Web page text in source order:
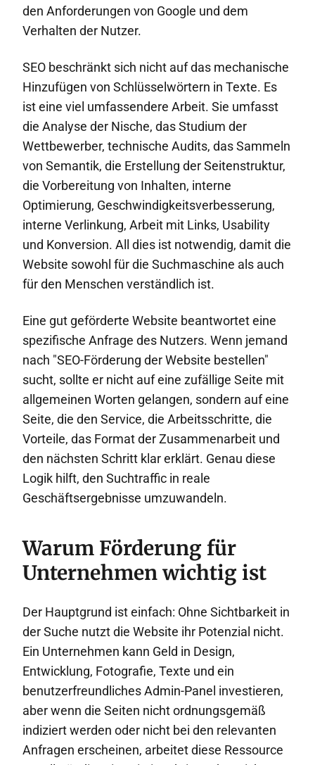
den Anforderungen von Google und dem
Verhalten der Nutzer.
SEO beschränkt sich nicht auf das mechanische
Hinzufügen von Schlüsselwörtern in Texte. Es
ist eine viel umfassendere Arbeit. Sie umfasst
die Analyse der Nische, das Studium der
Wettbewerber, technische Audits, das Sammeln
von Semantik, die Erstellung der Seitenstruktur,
die Vorbereitung von Inhalten, interne
Optimierung, Geschwindigkeitsverbesserung,
interne Verlinkung, Arbeit mit Links, Usability
und Konversion. All dies ist notwendig, damit die
Website sowohl für die Suchmaschine als auch
für den Menschen verständlich ist.
Eine gut geförderte Website beantwortet eine
spezifische Anfrage des Nutzers. Wenn jemand
nach "SEO-Förderung der Website bestellen"
sucht, sollte er nicht auf eine zufällige Seite mit
allgemeinen Worten gelangen, sondern auf eine
Seite, die den Service, die Arbeitsschritte, die
Vorteile, das Format der Zusammenarbeit und
den nächsten Schritt klar erklärt. Genau diese
Logik hilft, den Suchtraffic in reale
Geschäftsergebnisse umzuwandeln.
Warum Förderung für
Unternehmen wichtig ist
Der Hauptgrund ist einfach: Ohne Sichtbarkeit in
der Suche nutzt die Website ihr Potenzial nicht.
Ein Unternehmen kann Geld in Design,
Entwicklung, Fotografie, Texte und ein
benutzerfreundliches Admin-Panel investieren,
aber wenn die Seiten nicht ordnungsgemäß
indiziert werden oder nicht bei den relevanten
Anfragen erscheinen, arbeitet diese Ressource